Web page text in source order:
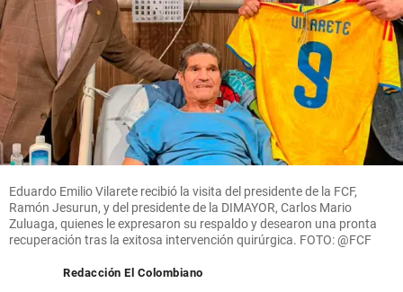
Eduardo Emilio Vilarete recibió la visita del presidente de la FCF,
Ramón Jesurun, y del presidente de la DIMAYOR, Carlos Mario
Zuluaga, quienes le expresaron su respaldo y desearon una pronta
recuperación tras la exitosa intervención quirúrgica. FOTO: @FCF
Redacción El Colombiano